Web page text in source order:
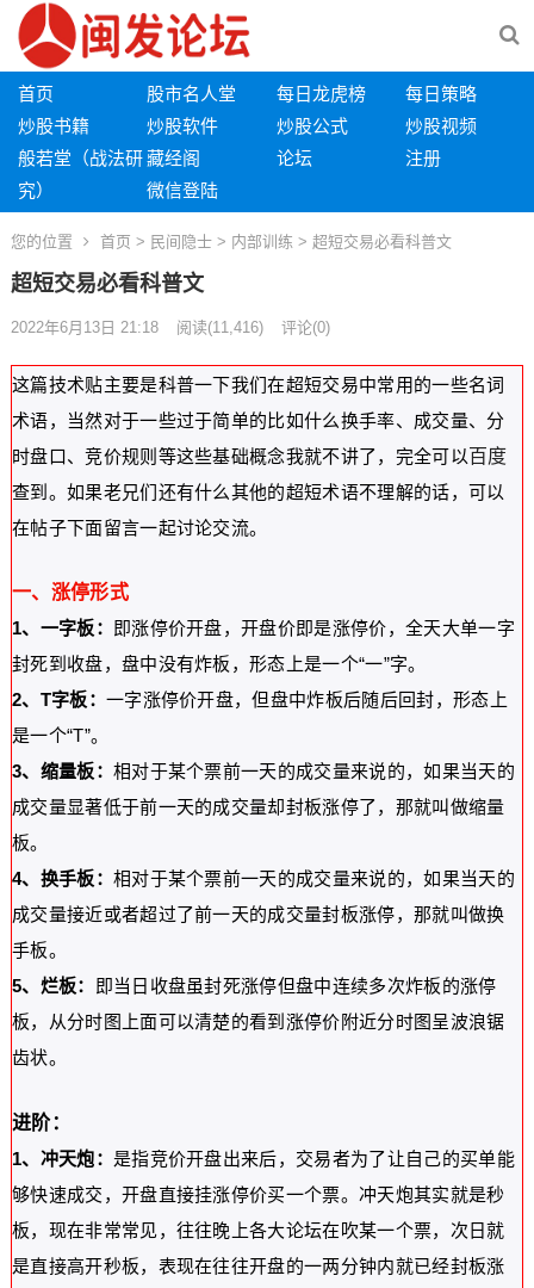
首页 股市名人堂 每日龙虎榜
每日策略
炒股书籍
炒股软件 炒股公式
炒股视频
般若堂（战法研
究）
藏经阁 论坛
注册
微信登陆
您的位置 首页 > 民间隐士> 内部训练 > 超短交易必看科普文
超短交易必看科普文
2022年6月13日 21:18 阅读(11,416) 评论(0)
这篇技术贴主要是科普一下我们在超短交易中常用的一些名词
术语，当然对于一些过于简单的比如什么换手率、成交量、分
时盘口、竞价规则等这些基础概念我就不讲了，完全可以百度
查到。如果老兄们还有什么其他的超短术语不理解的话，可以
在帖子下面留言一起讨论交流。
一、涨停形式
1、一字板：
即涨停价开盘，开盘价即是涨停价，全天大单一字
封死到收盘，盘中没有炸板，形态上是一个“一”字。
2、T字板： 一字涨停价开盘，但盘中炸板后随后回封，形态上
是一个“T”。
3、缩量板： 相对于某个票前一天的成交量来说的，如果当天的
成交量显著低于前一天的成交量却封板涨停了，那就叫做缩量
板。
4、换手板： 相对于某个票前一天的成交量来说的，如果当天的
成交量接近或者超过了前一天的成交量封板涨停，那就叫做换
手板。
5、烂板：
即当日收盘虽封死涨停但盘中连续多次炸板的涨停
板，从分时图上面可以清楚的看到涨停价附近分时图呈波浪锯
齿状。
进阶：
1、冲天炮： 是指竞价开盘出来后，交易者为了让自己的买单能
够快速成交，开盘直接挂涨停价买一个票。冲天炮其实就是秒
板，现在非常常见，往往晚上各大论坛在吹某一个票，次日就
是直接高开秒板，表现在往往开盘的一两分钟内就已经封板涨